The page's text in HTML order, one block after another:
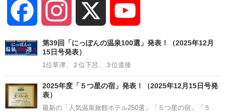
Facebook Instagram
Channel
第39回「にっぽんの温泉100選」発表！（2025年12月
15日号発表）
1位草津、２位下呂、３位道後
2025年度「５つ星の宿」発表！（2025年12月15日号発
表）
最新の「人気温泉旅館ホテル250選」「５つ星の宿」「５